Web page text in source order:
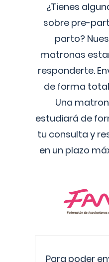
¿Tienes
sobre pre-
parto?
matronas
responderte.
de forma
Una
estudiará de
tu consulta y
en un plazo
Para poder